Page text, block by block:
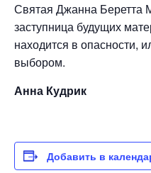
Святая Джанна Беретта
заступница будущих
находится в опасности,
выбором.
Анна Кудрик
Добавить в